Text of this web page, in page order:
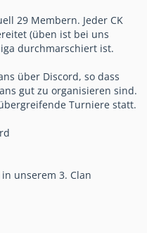
29 Membern. Jeder CK
(üben ist bei uns
durchmarschiert ist.
über Discord, so dass
gut zu organisieren sind.
Turniere statt.
unserem 3. Clan